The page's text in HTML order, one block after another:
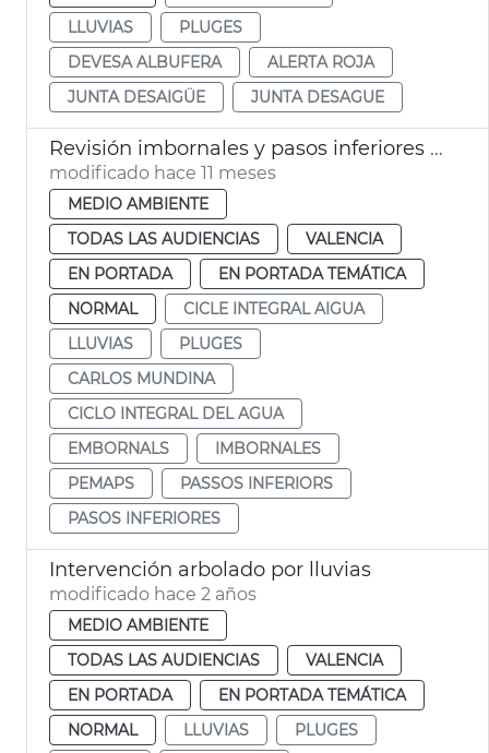
LLUVIAS
PLUGES
DEVESA ALBUFERA
ALERTA ROJA
JUNTA DESAIGÜE
JUNTA DESAGUE
Revisión imbornales y pasos inferiores por lluvias
modificado hace 11 meses
MEDIO AMBIENTE
TODAS LAS AUDIENCIAS
VALENCIA
EN PORTADA
EN PORTADA TEMÁTICA
NORMAL
CICLE INTEGRAL AIGUA
LLUVIAS
PLUGES
CARLOS MUNDINA
CICLO INTEGRAL DEL AGUA
EMBORNALS
IMBORNALES
PEMAPS
PASSOS INFERIORS
PASOS INFERIORES
Intervención arbolado por lluvias
modificado hace 2 años
MEDIO AMBIENTE
TODAS LAS AUDIENCIAS
VALENCIA
EN PORTADA
EN PORTADA TEMÁTICA
NORMAL
LLUVIAS
PLUGES